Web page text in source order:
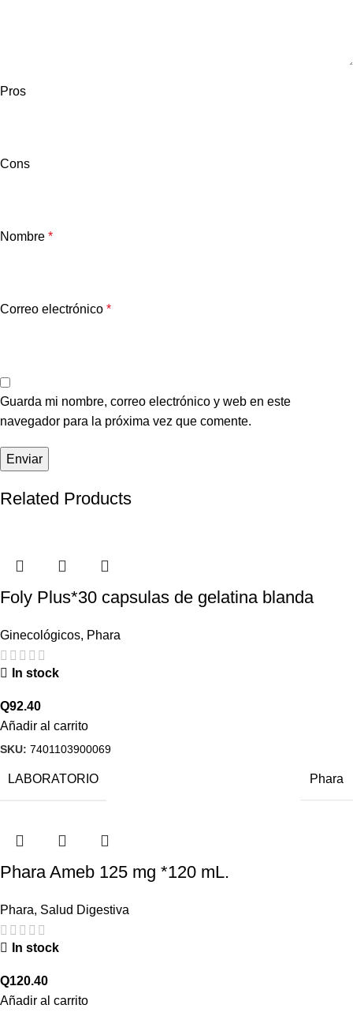
Pros
Cons
Nombre *
Correo electrónico *
Guarda mi nombre, correo electrónico y web en este
navegador para la próxima vez que comente.
Related Products
Foly Plus*30 capsulas de gelatina blanda
Ginecológicos, Phara
In stock
Q92.40
Añadir al carrito
SKU: 7401103900069
LABORATORIO Phara
Phara Ameb 125 mg *120 mL.
Phara, Salud Digestiva
In stock
Q120.40
Añadir al carrito